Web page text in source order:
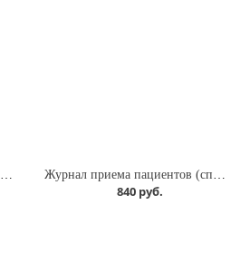
Сменный блок журнала приема пациентов 64л белый Журнал приема пациентов (спираль) 64л светло-желтый
840 руб.